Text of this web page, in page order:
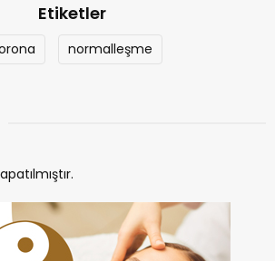
Etiketler
normalleşme